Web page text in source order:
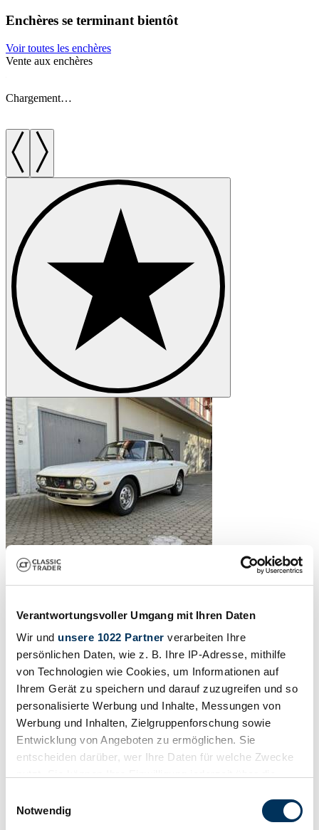
Verantwortungsvoller Umgang mit Ihren Daten
Wir und unsere 1022 Partner verarbeiten Ihre
persönlichen Daten, wie z. B. Ihre IP-Adresse, mithilfe
von Technologien wie Cookies, um Informationen auf
Ihrem Gerät zu speichern und darauf zuzugreifen und so
personalisierte Werbung und Inhalte, Messungen von
Werbung und Inhalten, Zielgruppenforschung sowie
Entwicklung von Angeboten zu ermöglichen. Sie
entscheiden darüber, wer Ihre Daten für welche Zwecke
Trigger Symbol ändern oder widerrufen
Notwendig
Enchères se terminant bientôt
Voir toutes les enchères
Vente aux enchères
Chargement…
/44